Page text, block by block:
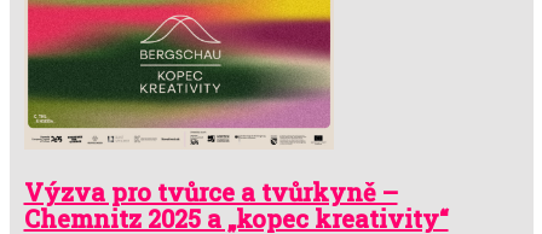
Výzva pro tvůrce a tvůrkyně –
Chemnitz 2025 a „kopec kreativity“